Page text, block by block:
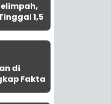
1,5
di
Fakta